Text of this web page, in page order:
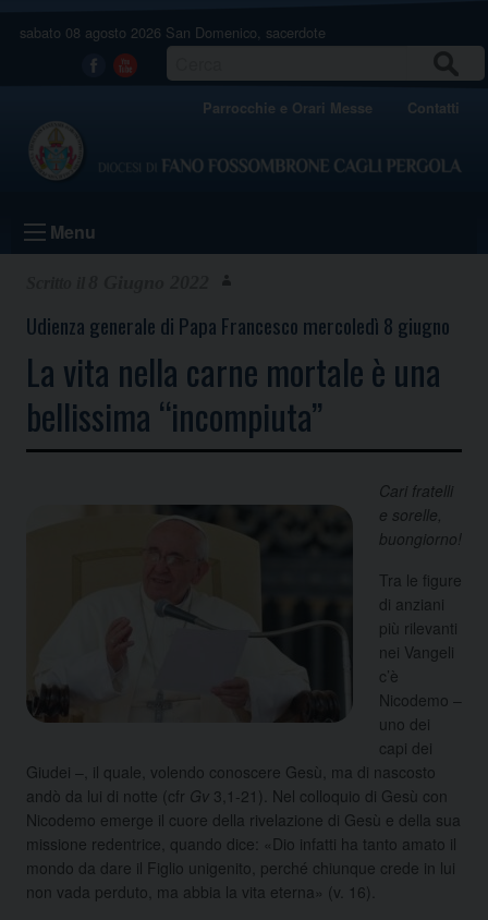
sabato 08 agosto 2026 San Domenico, sacerdote
Facebook
Youtube
Parrocchie e Orari Messe Contatti
Menu
Udienza generale di Papa Francesco mercoledì 8 giugno
La vita nella carne mortale è una
bellissima “incompiuta”
Cari fratelli
e sorelle,
buongiorno!
Tra le figure
di anziani
più rilevanti
nei Vangeli
c’è
Nicodemo –
uno dei
capi dei
Giudei –, il quale, volendo conoscere Gesù, ma di nascosto
andò da lui di notte (cfr Gv 3,1-21). Nel colloquio di Gesù con
Nicodemo emerge il cuore della rivelazione di Gesù e della sua
missione redentrice, quando dice: «Dio infatti ha tanto amato il
mondo da dare il Figlio unigenito, perché chiunque crede in lui
non vada perduto, ma abbia la vita eterna» (v. 16).